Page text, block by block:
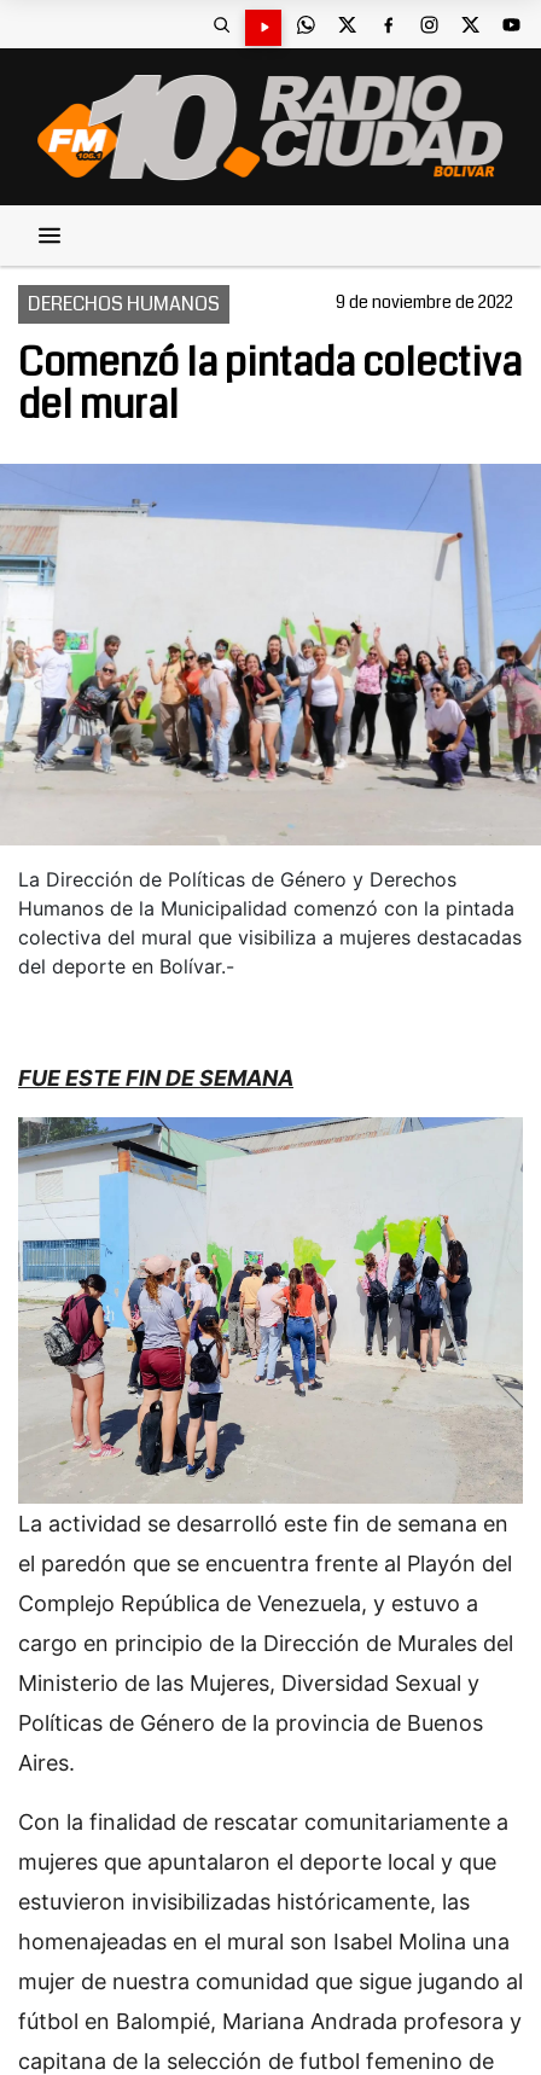
DERECHOS HUMANOS 9 de noviembre de 2022
Comenzó la pintada colectiva
del mural
La Dirección de Políticas de Género y Derechos
Humanos de la Municipalidad comenzó con la pintada
colectiva del mural que visibiliza a mujeres destacadas
del deporte en Bolívar.-
FUE ESTE FIN DE SEMANA
La actividad se desarrolló este fin de semana en
el paredón que se encuentra frente al Playón del
Complejo República de Venezuela, y estuvo a
cargo en principio de la Dirección de Murales del
Ministerio de las Mujeres, Diversidad Sexual y
Políticas de Género de la provincia de Buenos
Aires.
Con la finalidad de rescatar comunitariamente a
mujeres que apuntalaron el deporte local y que
estuvieron invisibilizadas históricamente, las
homenajeadas en el mural son Isabel Molina una
mujer de nuestra comunidad que sigue jugando al
fútbol en Balompié, Mariana Andrada profesora y
capitana de la selección de futbol femenino de